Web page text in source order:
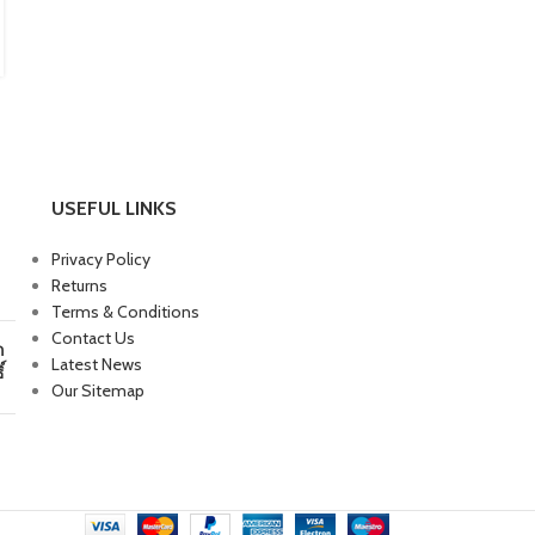
USEFUL LINKS
Privacy Policy
Returns
Terms & Conditions
Contact Us
Latest News
Our Sitemap